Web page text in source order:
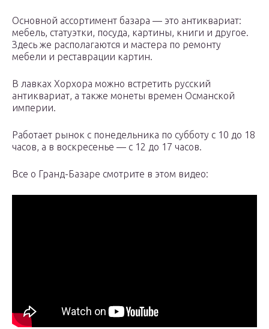
Основной ассортимент базара — это антиквариат:
мебель, статуэтки, посуда, картины, книги и другое.
Здесь же располагаются и мастера по ремонту
мебели и реставрации картин.
В лавках Хорхора можно встретить русский
антиквариат, а также монеты времен Османской
империи.
Работает рынок с понедельника по субботу с 10 до 18
часов, а в воскресенье — с 12 до 17 часов.
Все о Гранд-Базаре смотрите в этом видео: